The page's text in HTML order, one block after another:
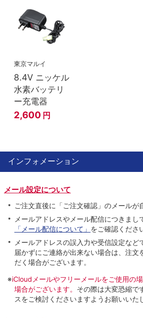
東京マルイ
8.4V ニッケル
水素バッテリ
ー充電器
2,600 円
インフォメーション
メール設定について
ご注文直後に「ご注文確認」のメールが
メールアドレスやメール配信につきまし
「メール配信について」 をご確認くださ
メールアドレスの誤入力や受信設定など
届かずにご連絡が出来ない場合は、注文
だく場合がございます。
※iCloudメールやフリーメールをご使用の
場合がございます。 その際は大変恐縮で
スをご検討くださいますようお願いいた